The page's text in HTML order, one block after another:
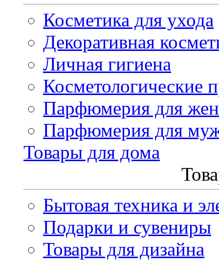
Косметика для ухода
Декоративная
Личная гигиена
Косметологические
Парфюмерия для
Парфюмерия для
Товары для дома
Бытовая техника и
Подарки и сувениры
Товары для дизайна